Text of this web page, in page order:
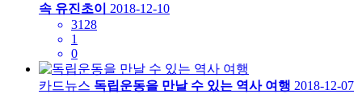
속 유진초이
2018-12-10
3128
1
0
카드뉴스 독립운동을 만날 수 있는 역사 여행 2018-12-07